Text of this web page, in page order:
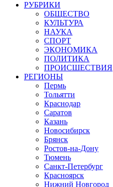
РУБРИКИ
ОБЩЕСТВО
КУЛЬТУРА
НАУКА
СПОРТ
ЭКОНОМИКА
ПОЛИТИКА
ПРОИСШЕСТВИЯ
РЕГИОНЫ
Пермь
Тольятти
Краснодар
Саратов
Казань
Новосибирск
Брянск
Ростов-на-Дону
Тюмень
Санкт-Петербург
Красноярск
Нижний Новгород